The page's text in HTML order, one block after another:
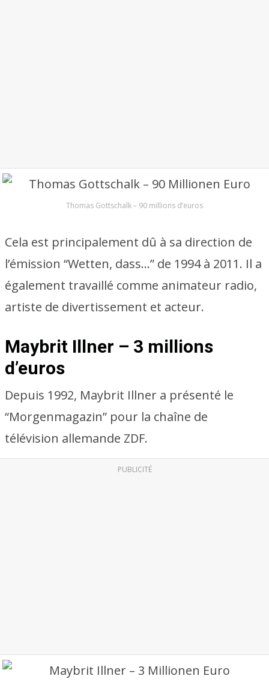
Thomas Gottschalk – 90 millions d’euros
Cela est principalement dû à sa direction de
l’émission “Wetten, dass…” de 1994 à 2011. Il a
également travaillé comme animateur radio,
artiste de divertissement et acteur.
Maybrit Illner – 3 millions
d’euros
Depuis 1992, Maybrit Illner a présenté le
“Morgenmagazin” pour la chaîne de
télévision allemande ZDF.
PUBLICITÉ